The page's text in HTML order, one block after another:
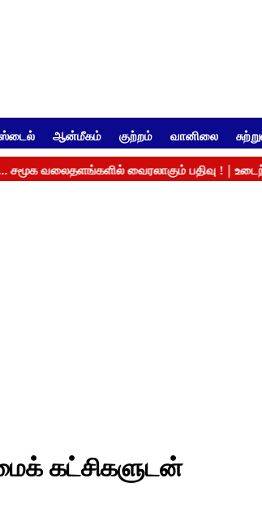
ஆன்மீகம் குற்றம் வானிலை
கட்சிகளுடன்